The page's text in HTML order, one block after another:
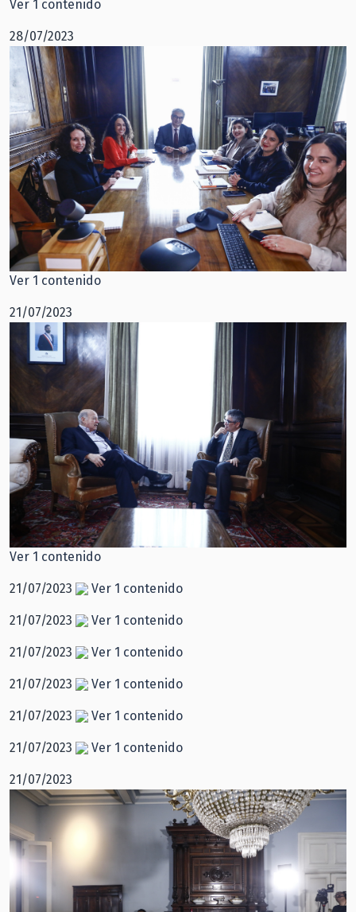
Ver 1 contenido
28/07/2023
Ver 1 contenido
21/07/2023
Ver 1 contenido
21/07/2023 Ver 1 contenido
21/07/2023 Ver 1 contenido
21/07/2023 Ver 1 contenido
21/07/2023 Ver 1 contenido
21/07/2023 Ver 1 contenido
21/07/2023 Ver 1 contenido
21/07/2023